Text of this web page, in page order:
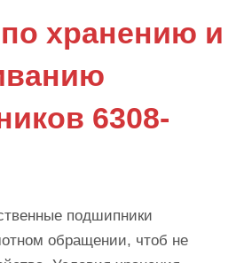
хранению и
6308-
подшипники
обращении, чтоб не